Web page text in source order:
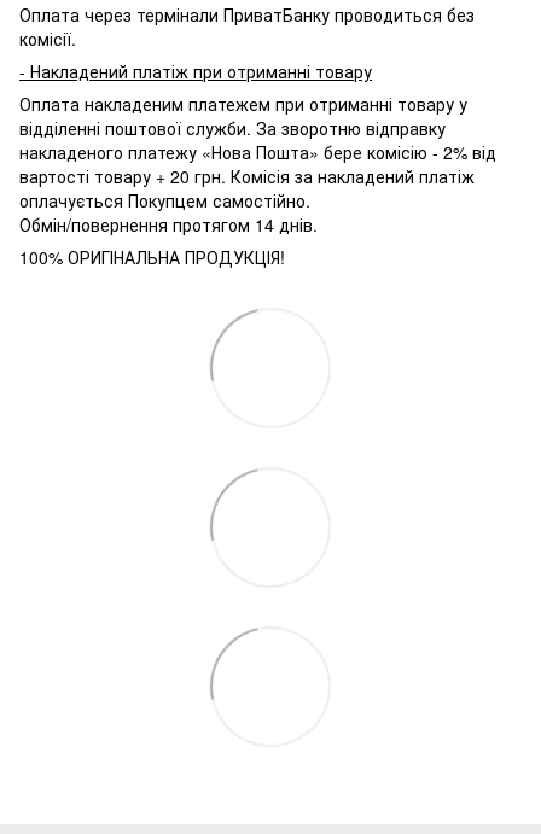
Оплата через термінали ПриватБанку проводиться без
комісії.
- Накладений платіж при отриманні товару
Оплата накладеним платежем при отриманні товару у
відділенні поштової служби. За зворотню відправку
накладеного платежу «Нова Пошта» бере комісію - 2% від
вартості товару + 20 грн. Комісія за накладений платіж
оплачується Покупцем самостійно.
Обмін/повернення протягом 14 днів.
100% ОРИГІНАЛЬНА ПРОДУКЦІЯ!